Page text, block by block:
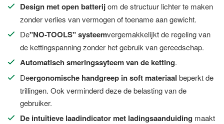
Design met open batterijom de structuur lichter te maken
zonder verlies van vermogen of toename aan gewicht.
De"NO-TOOLS" systeemvergemakkelijkt de regeling van
de kettingspanning zonder het gebruik van gereedschap.
Automatisch smeringssyteem van de ketting.
Deergonomische handgreep in soft materiaal beperkt de
trillingen. Ook verminderd deze de belasting van de
gebruiker.
De intuïtieve laadindicator met ladingsaanduiding maakt